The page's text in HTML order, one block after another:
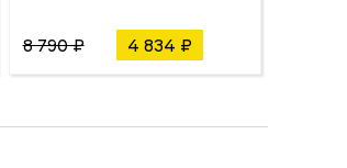
8 790 ₽ 4 834 ₽